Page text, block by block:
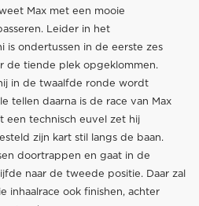
Max met een mooie
Leider in het
is ondertussen in de eerste zes
de tiende plek opgeklommen.
in de twaalfde ronde wordt
tellen daarna is de race van Max
een technisch euvel zet hij
zijn kart stil langs de baan.
doortrappen en gaat in de
naar de tweede positie. Daar zal
inhaalrace ook finishen, achter